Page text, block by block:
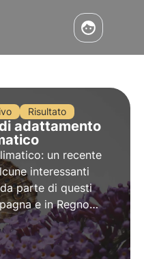
Risultato
adattamento
un recente
interessanti
parte di questi
e in Regno
articolo i
sulla